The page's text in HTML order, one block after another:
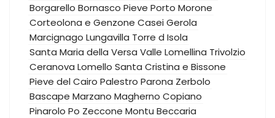
Borgarello Bornasco Pieve Porto Morone
Corteolona e Genzone Casei Gerola
Marcignago Lungavilla Torre d Isola
Santa Maria della Versa Valle Lomellina Trivolzio
Ceranova Lomello Santa Cristina e Bissone
Pieve del Cairo Palestro Parona Zerbolo
Bascape Marzano Magherno Copiano
Pinarolo Po Zeccone Montu Beccaria